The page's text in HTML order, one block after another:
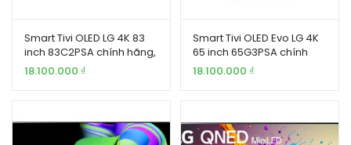
Smart Tivi OLED LG 4K 83
inch 83C2PSA chính hãng,
giá tốt
18.100.000 ₫
Smart Tivi OLED Evo LG 4K
65 inch 65G3PSA chính
hãng, giá tốt
18.100.000 ₫